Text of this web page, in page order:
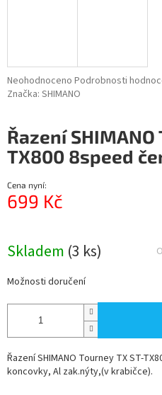
Průměrné
hodnocení
0,0
z
5
Neohodnoceno Podrobnosti
Značka: SHIMANO
Řazení SHIMANO
TX800 8speed
Cena nyní:
699 Kč
Skladem (3 ks)
Možnosti doručení
Řazení SHIMANO Tourney TX ST-
koncovky, Al zak.nýty,(v krabičce).